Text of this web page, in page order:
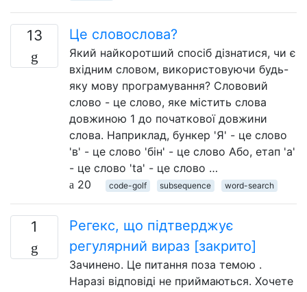
13 Це словослова?
Який найкоротший спосіб дізнатися, чи є
вхідним словом, використовуючи будь-
яку мову програмування? Слововий
слово - це слово, яке містить слова
довжиною 1 до початкової довжини
слова. Наприклад, бункер 'Я' - це слово
'в' - це слово 'бін' - це слово Або, етап 'a'
- це слово 'ta' - це слово …
20
code-golf subsequence word-search
1
Регекс, що підтверджує
регулярний вираз [закрито]
Зачинено. Це питання поза темою .
Наразі відповіді не приймаються. Хочете